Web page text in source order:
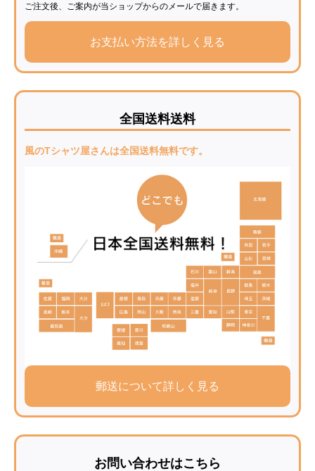
ご注文後、ご案内が当ショップからのメールで届きます。
お支払い方法を詳しく見る
全国送料送料
風のTシャツ屋さんは全国送料無料です。
郵送について詳しく見る
お問い合わせはこちら